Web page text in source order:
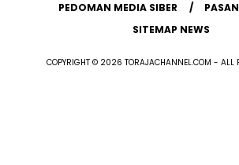
PEDOMAN MEDIA SIBER
SITEMAP NEWS
COPYRIGHT © 2026 TORAJACHANNEL.COM - ALL